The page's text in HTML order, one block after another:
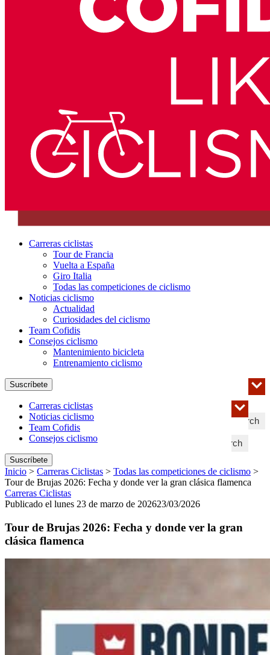
Carreras ciclistas
Tour de Francia
Vuelta a España
Giro Italia
Todas las competiciones de ciclismo
Noticias ciclismo
Actualidad
Curiosidades del ciclismo
Team Cofidis
Consejos ciclismo
Mantenimiento bicicleta
Entrenamiento ciclismo
Search
Suscríbete
Search
Carreras ciclistas
Noticias ciclismo
Team Cofidis
Consejos ciclismo
Suscríbete
Inicio > Carreras Ciclistas > Todas las competiciones de ciclismo >
Tour de Brujas 2026: Fecha y donde ver la gran clásica flamenca
Carreras Ciclistas
Publicado el lunes 23 de marzo de 202623/03/2026
Tour de Brujas 2026: Fecha y donde ver la gran
clásica flamenca